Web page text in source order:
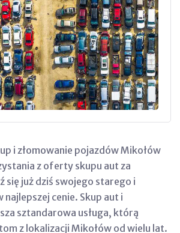
i złomowanie pojazdów Mikołów
z oferty skupu aut za
się już dziś swojego starego i
najlepszej cenie. Skup aut i
sztandarowa usługa, którą
z lokalizacji Mikołów od wielu lat.